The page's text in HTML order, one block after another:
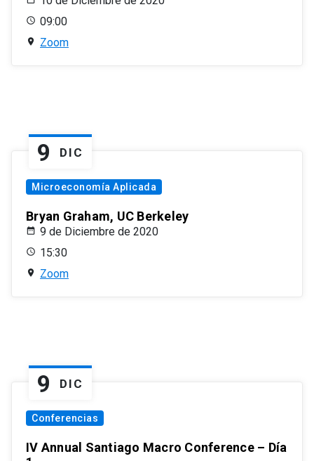
09:00
Zoom
9 DIC
Microeconomía Aplicada
Bryan Graham, UC Berkeley
9 de Diciembre de 2020
15:30
Zoom
9 DIC
Conferencias
IV Annual Santiago Macro Conference – Día